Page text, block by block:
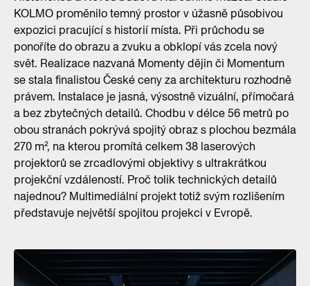
KOLMO proměnilo temný prostor v úžasně působivou
expozici pracující s historií místa. Při průchodu se
ponoříte do obrazu a zvuku a obklopí vás zcela nový
svět. Realizace nazvaná Momenty dějin či Momentum
se stala finalistou České ceny za architekturu rozhodně
právem. Instalace je jasná, výsostně vizuální, přímočará
a bez zbytečných detailů. Chodbu v délce 56 metrů po
obou stranách pokrývá spojitý obraz s plochou bezmála
270 m², na kterou promítá celkem 38 laserových
projektorů se zrcadlovými objektivy s ultrakrátkou
projekční vzdáleností. Proč tolik technických detailů
najednou? Multimediální projekt totiž svým rozlišením
představuje největší spojitou projekci v Evropě.